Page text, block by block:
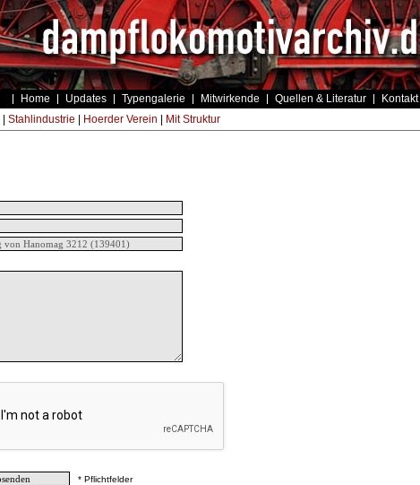
Home Updates Typengalerie Mitwirkende Quellen & Literatur Kontakt
Stahlindustrie Hoerder Verein Mit Struktur
* Pflichtfelder